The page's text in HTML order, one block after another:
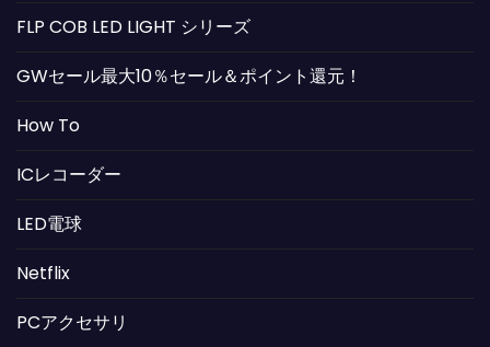
FLP COB LED LIGHT シリーズ
GWセール最大10％セール＆ポイント還元！
How To
ICレコーダー
LED電球
Netflix
PCアクセサリ